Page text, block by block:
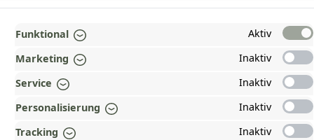
ZAHLUNGS- UND VERSANDARTEN
WARUM HEAD-SHOP.DE?
UNSERE COMMUNITIES
Funktional
Aktiv
Marketing
Inaktiv
Service
Inaktiv
Personalisierung
Inaktiv
Tracking
Inaktiv